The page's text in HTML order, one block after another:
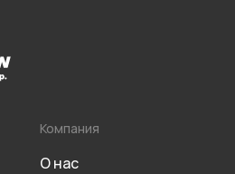
Компания
О нас